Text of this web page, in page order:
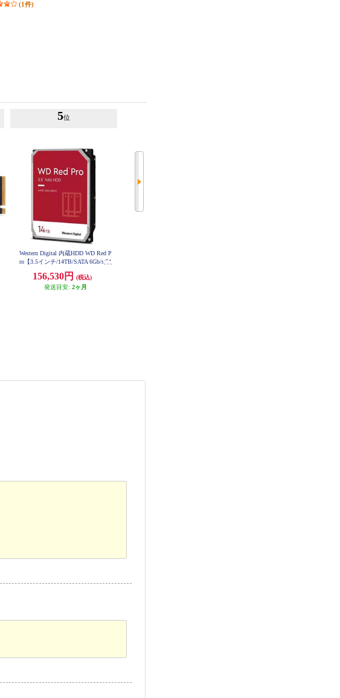
(1件)
5位
Western Digital 内蔵HDD WD Red P
ro【3.5インチ/14TB/SATA 6Gb/s/51
WD142KFGX
156,530円
(税込)
発送目安: 2ヶ月